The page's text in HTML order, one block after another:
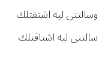
وسالتنى ليه اشتقتلك
سالتنى ليه اشتاقتلك